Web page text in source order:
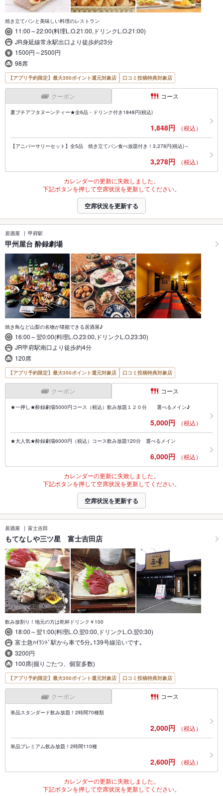
焼き立てパンと美味しい料理のレストラン
11:00～22:00(料理L.O.21:00,ドリンクL.O.21:00)
JR身延線常永駅出口より徒歩約23分
1500円～2500円
98席
【アプリ予約限定】最大350ポイント還元対象店 口コミ投稿特典対象店
クーポン コース
夏プチアフタヌーンティー★全6品・ドリンク付き1848円(税込)
1,848円 （税込）
【アニバーサリーセット】全5品 焼き立てパン食べ放題付き！3,278円(税込)～
3,278円 （税込）
カレンダーの更新に失敗しました。
下記ボタンを押して空席状況を更新してください。
空席状況を更新する
居酒屋 甲府駅
甲州屋台 酔録劇場
焼き鳥など山梨の名物が堪能できる居酒屋♪
16:00～翌0:00(料理L.O.23:00,ドリンクL.O.23:30)
JR甲府駅南口より徒歩約4分
120席
【アプリ予約限定】最大350ポイント還元対象店 口コミ投稿特典対象店
クーポン コース
★一押し★酔録劇場5000円コース（税込）飲み放題１２０分 選べるメイン♪
5,000円 （税込）
★大人気★酔録劇場6000円（税込）コース飲み放題120分 選べるメイン
6,000円 （税込）
カレンダーの更新に失敗しました。
下記ボタンを押して空席状況を更新してください。
空席状況を更新する
居酒屋 富士吉田
もてなしや三ツ星 富士吉田店
飲み放割り！地元の方は乾杯ドリンク￥100
18:00～翌1:00(料理L.O.翌0:00,ドリンクL.O.翌0:30)
富士急ﾊｲﾗﾝﾄﾞ駅から車で5分｡139号線沿いです｡
3200円
100席(掘りごたつ、個室多数)
【アプリ予約限定】最大350ポイント還元対象店 口コミ投稿特典対象店
クーポン コース
単品スタンダード飲み放題！2時間70種類
2,000円 （税込）
単品プレミアム飲み放題！2時間110種
2,600円 （税込）
カレンダーの更新に失敗しました。
下記ボタンを押して空席状況を更新してください。